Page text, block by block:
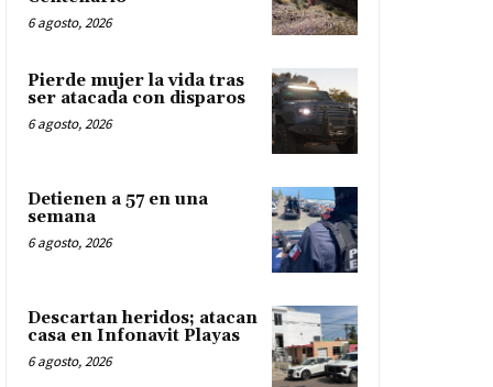
6 agosto, 2026
Pierde mujer la vida tras
ser atacada con disparos
6 agosto, 2026
Detienen a 57 en una
semana
6 agosto, 2026
Descartan heridos; atacan
casa en Infonavit Playas
6 agosto, 2026